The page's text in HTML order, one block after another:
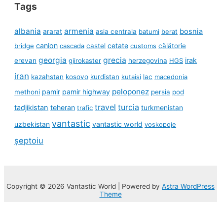
Tags
albania ararat armenia asia centrala batumi berat bosnia
bridge canion cascada castel cetate customs călătorie
erevan georgia gjirokaster grecia herzegovina HGS irak
iran kazahstan kosovo kurdistan kutaisi lac macedonia
methoni pamir pamir highway peloponez persia pod
tadjikistan teheran trafic travel turcia turkmenistan
uzbekistan vantastic vantastic world voskopoje
șeptoiu
Copyright © 2026 Vantastic World | Powered by Astra WordPress
Theme